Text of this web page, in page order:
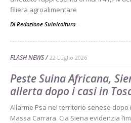
filiera agroalimentare
Di Redazione Suinicoltura -
FLASH NEWS 22 Luglio 2026
Peste Suina Africana,
allerta dopo i casi in
Allarme Psa nel territorio senese dopo
Massa Carrara. Cia Siena evidenzia